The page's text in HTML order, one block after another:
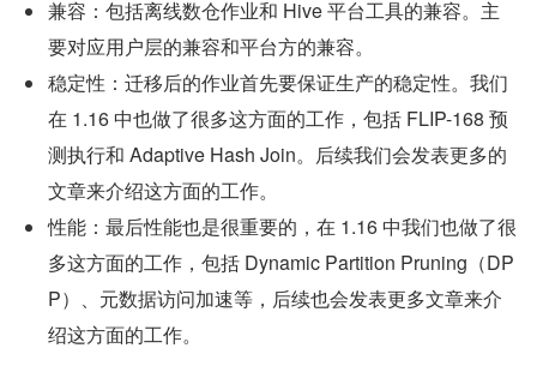
兼容：包括离线数仓作业和 Hive 平台工具的兼容。主
要对应用户层的兼容和平台方的兼容。
稳定性：迁移后的作业首先要保证生产的稳定性。我们
在 1.16 中也做了很多这方面的工作，包括 FLIP-168 预
测执行和 Adaptive Hash Join。后续我们会发表更多的
文章来介绍这方面的工作。
性能：最后性能也是很重要的，在 1.16 中我们也做了很
多这方面的工作，包括 Dynamic Partition Pruning（DP
P）、元数据访问加速等，后续也会发表更多文章来介
绍这方面的工作。